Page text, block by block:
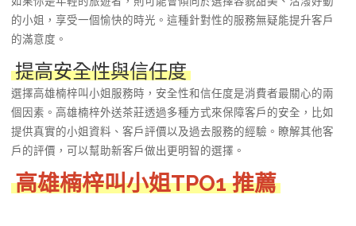
的小姐，享受一個愉快的時光。這種針對性的服務無疑能提升客戶
的滿意度。
提高安全性與信任度
選擇高雄楠梓叫小姐服務時，安全性和信任度是消費者最關心的兩
個因素。高雄楠梓外送茶莊透過多種方式來保障客戶的安全，比如
提供真實的小姐資料、客戶評價以及過去服務的經驗。瞭解其他客
戶的評價，可以幫助新客戶做出更明智的選擇。
高雄楠梓叫小姐TPO1 推薦